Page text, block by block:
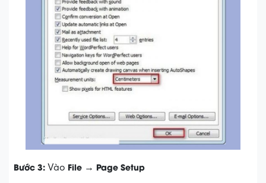
Bước 3: Vào File → Page Setup